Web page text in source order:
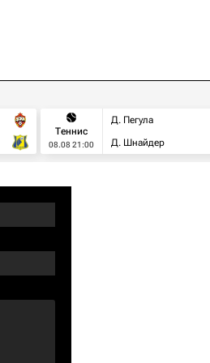
Теннис
08.08 21:00
Д. Пегула
Д. Шнайдер